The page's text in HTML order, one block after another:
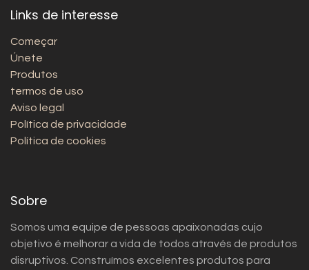
Links de interesse
Começar
Únete
Produtos
termos de uso
Aviso legal
Política de privacidade
Política de cookies
Sobre
Somos uma equipe de pessoas apaixonadas cujo
objetivo é melhorar a vida de todos através de produtos
disruptivos. Construímos excelentes produtos para